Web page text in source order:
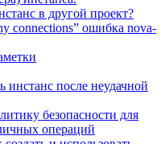
в другой проект?
connections” ошибка nova-
инстанс после неудачной
безопасности для
операций